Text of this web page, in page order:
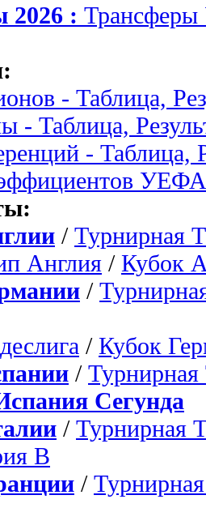
2026 :
- Таблица,
- Таблица,
- Таблица,
УЕФА
/ Турнирная
Англия / Кубок
/
/ Кубок
/ Турнирная
Сегунда
/ Турнирная
B
/